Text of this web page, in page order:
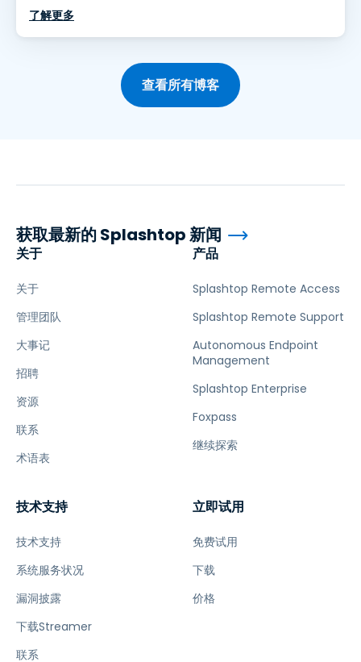
了解更多
查看所有博客
关于
关于
管理团队
大事记
招聘
资源
联系
术语表
产品
Splashtop Remote Access
Splashtop Remote Support
Autonomous Endpoint
Management
Splashtop Enterprise
Foxpass
继续探索
技术支持
技术支持
系统服务状况
漏洞披露
下载Streamer
联系
立即试用
免费试用
下载
价格
获取最新的 Splashtop 新闻